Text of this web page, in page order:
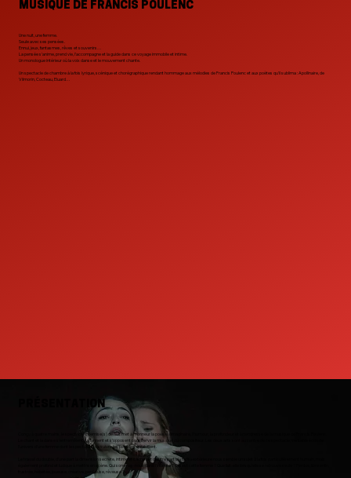
MUSIQUE DE FRANCIS POULENC
Une nuit, une femme.
Seule avec ses pensées.
Ennui, jeux, fantasmes, rêves et souvenirs…
La pensée s’anime, prend vie, l’accompagne et la guide dans ce voyage immobile et intime.
Un monologue intérieur où la voix danse et le mouvement chante.
Un spectacle de chambre à la fois lyrique, scénique et chorégraphique rendant hommage aux mélodies de Francis Poulenc et aux poètes qu’il sublima : Apollinaire, de
Vilmorin, Cocteau, Eluard…
PRÉSENTATION
Conçu à quatre mains, le spectacle Chemise(s) de nuit met à l’honneur la poésie, l’imaginaire, l’humour, la profondeur et la tendresse de la musique de Francis Poulenc.
Le chant et la danse s’entremêlent, fusionnent et s’opposent pour servir la musique du compositeur. Les deux arts sont au centre de ce spectacle, véritable écrin de
l’univers d’une femme dont le spectateur va suivre les pensées qui défilent.
Le travail du double, d’une part la dimension secrète, intime et cachée et d’autre part la « face » extérieure nous semble un sujet à la fois particulièrement humain, mais
également profond et ludique à mettre en scène. Qui sommes-nous dans l’intimité ? Qui est cette femme ? Que fait-elle lorsqu’elle se retrouve seule ? Perdue, libre enfin,
frustrée, hébétée, joueuse, créative, penseuse, rêveuse ?